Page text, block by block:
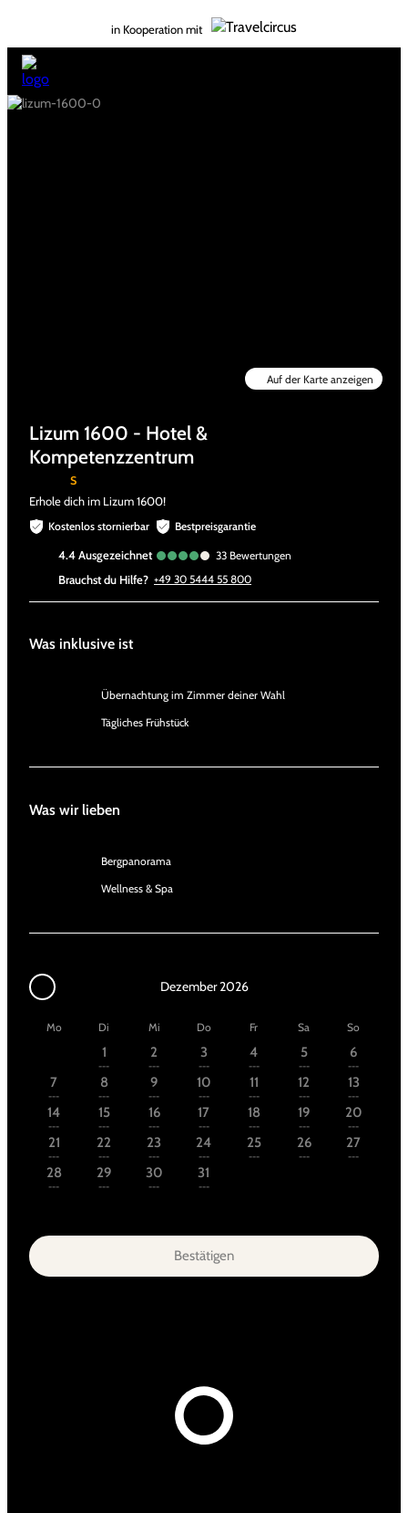
in Kooperation mit
Auf der Karte anzeigen
Lizum 1600 - Hotel &
Kompetenzzentrum
s
Erhole dich im Lizum 1600!
Kostenlos stornierbar Bestpreisgarantie
4.4 ausgezeichnet 33 Bewertungen
Brauchst du Hilfe? +49 30 5444 55 800
Was inklusive ist
Übernachtung im Zimmer deiner Wahl
Tägliches Frühstück
Was wir lieben
Bergpanorama
Wellness & Spa
Dezember 2026
Mo Di Mi Do Fr Sa So
1
---
2
---
3
---
4
---
5
---
6
---
7
---
8
---
9
---
10
---
11
---
12
---
13
---
14
---
15
---
16
---
17
---
18
---
19
---
20
---
21
---
22
---
23
---
24
---
25
---
26
---
27
---
28
---
29
---
30
---
31
---
Bestätigen